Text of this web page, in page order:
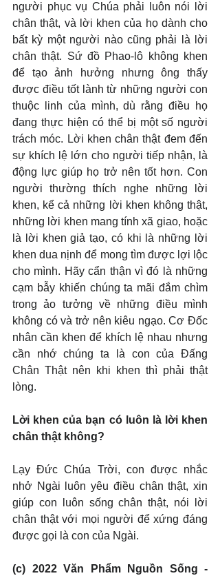
người phục vụ Chúa phải luôn nói lời
chân thật, và lời khen của họ dành cho
bất kỳ một người nào cũng phải là lời
chân thật. Sứ đồ Phao-lô không khen
để tạo ảnh hưởng nhưng ông thấy
được điều tốt lành từ những người con
thuộc linh của mình, dù rằng điều họ
đang thực hiện có thể bị một số người
trách móc. Lời khen chân thật đem đến
sự khích lệ lớn cho người tiếp nhận, là
động lực giúp họ trở nên tốt hơn. Con
người thường thích nghe những lời
khen, kể cả những lời khen không thật,
những lời khen mang tính xã giao, hoặc
là lời khen giả tạo, có khi là những lời
khen dua nịnh để mong tìm được lợi lộc
cho mình. Hãy cẩn thận vì đó là những
cạm bẫy khiến chúng ta mãi đắm chìm
trong ảo tưởng về những điều mình
không có và trở nên kiêu ngạo. Cơ Đốc
nhân cần khen để khích lệ nhau nhưng
cần nhớ chúng ta là con của Đấng
Chân Thật nên khi khen thì phải thật
lòng.
Lời khen của bạn có luôn là lời khen
chân thật không?
Lạy Đức Chúa Trời, con được nhắc
nhở Ngài luôn yêu điều chân thật, xin
giúp con luôn sống chân thật, nói lời
chân thật với mọi người để xứng đáng
được gọi là con của Ngài.
(c) 2022 Văn Phẩm Nguồn Sống -